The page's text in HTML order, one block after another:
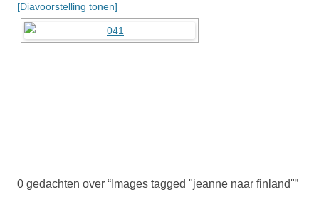
[Diavoorstelling tonen]
0 gedachten over “ Images tagged "jeanne naar finland"”